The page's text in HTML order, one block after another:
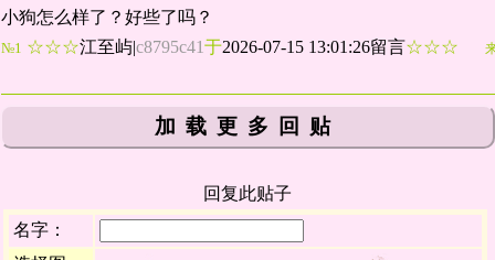
小狗怎么样了？好些了吗？
№1 ☆☆☆江至屿|c8795c41于2026-07-15 13:01:26留言☆☆☆
加载更多回贴
回复此贴子
名字：